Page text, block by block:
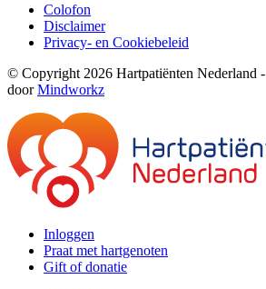
Colofon
Disclaimer
Privacy- en Cookiebeleid
© Copyright 2026 Hartpatiënten Nederland
doorMindworkz
Inloggen
Praat met hartgenoten
Gift of donatie